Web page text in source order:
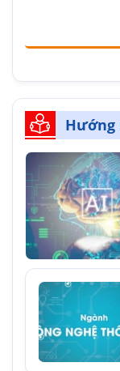
Hướng